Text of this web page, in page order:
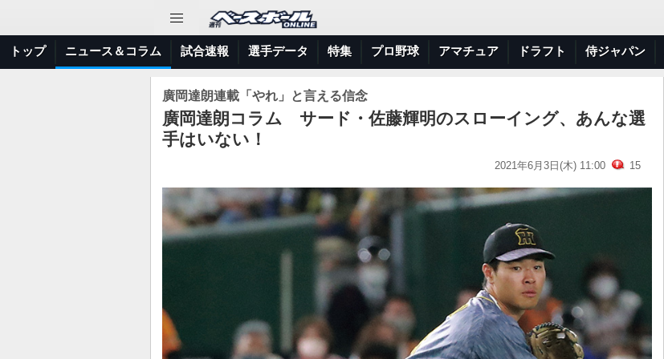
トップ ニュース＆コラム 試合速報 選手データ 特集 プロ野球 アマチュア ドラフト 侍ジャパン
廣岡達朗連載「やれ」と言える信念
廣岡達朗コラム サード・佐藤輝明のスローイング、あんな選
手はいない！
2021年6月3日(木) 11:00 15